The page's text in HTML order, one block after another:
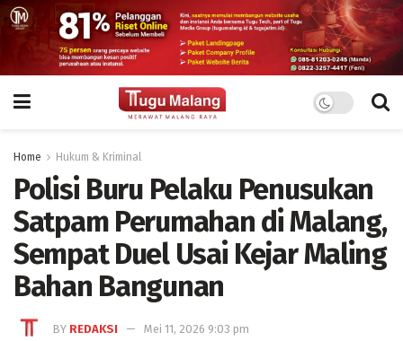
Home Hukum & Kriminal
Polisi Buru Pelaku Penusukan
Satpam Perumahan di Malang,
Sempat Duel Usai Kejar Maling
Bahan Bangunan
BY REDAKSI Mei 11, 2026 9:03 pm